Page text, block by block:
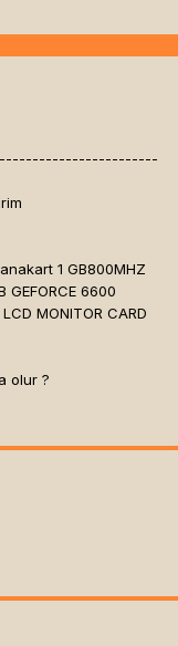
1 GB800MHZ
GEFORCE 6600
MONITOR CARD
olur ?